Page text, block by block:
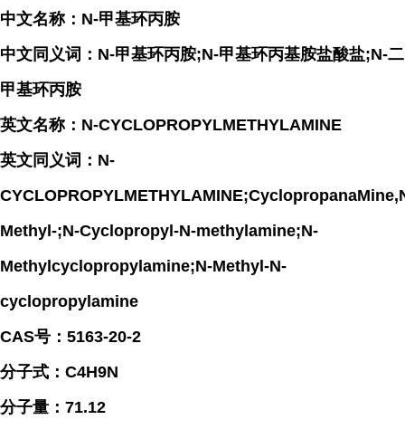
中文名称：N-甲基环丙胺
中文同义词：N-甲基环丙胺;N-甲基环丙基胺盐酸盐;N-二
甲基环丙胺
英文名称：N-CYCLOPROPYLMETHYLAMINE
英文同义词：N-
Methyl-;N-Cyclopropyl-N-methylamine;N-
Methylcyclopropylamine;N-Methyl-N-
cyclopropylamine
CAS号：5163-20-2
分子式：C4H9N
分子量：71.12